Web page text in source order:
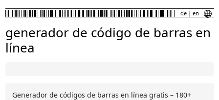
de| en
generador de código de barras en
línea
Generador de códigos de barras en línea gratis – 180+